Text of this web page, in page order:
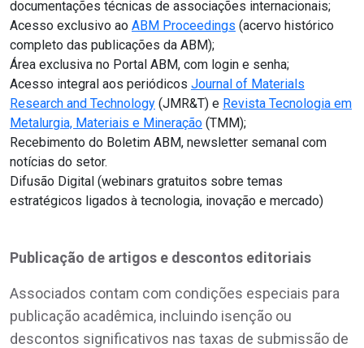
documentações técnicas de associações internacionais;
Acesso exclusivo ao ABM Proceedings (acervo histórico
completo das publicações da ABM);
Área exclusiva no Portal ABM, com login e senha;
Acesso integral aos periódicos Journal of Materials
Research and Technology (JMR&T) e Revista Tecnologia em
Metalurgia, Materiais e Mineração (TMM);
Recebimento do Boletim ABM, newsletter semanal com
notícias do setor.
Difusão Digital (webinars gratuitos sobre temas
estratégicos ligados à tecnologia, inovação e mercado)
Publicação de artigos e descontos editoriais
Associados contam com condições especiais para
publicação acadêmica, incluindo isenção ou
descontos significativos nas taxas de submissão de